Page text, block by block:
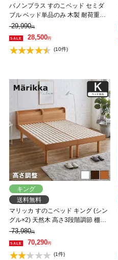
バノンプラス すのこベッド セミダ
ブル ベッド単品のみ 木製 耐荷重
350kg 組立簡単 棚付き コンセント
高さ4段階 【大型家具配送】
29,990円
28,500円
(10件)
キング
送料無料
マリッカ すのこベッド キング (シン
グル×2) 天然木 高さ3段階調節 棚・
コンセント付き ナチュラル ホワイ
ト ブラウン 北欧調 【フレームの
み】 【大型家具配送】
73,980円
70,290円
(1件)